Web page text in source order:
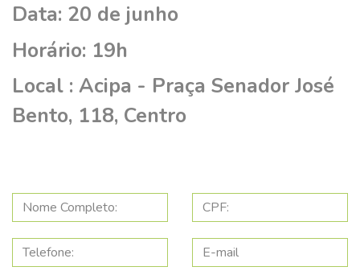
Data: 20 de junho
Horário: 19h
Local : Acipa - Praça Senador José
Bento, 118, Centro